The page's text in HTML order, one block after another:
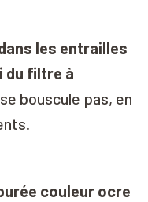
les entrailles
du filtre à
bouscule pas, en
couleur ocre